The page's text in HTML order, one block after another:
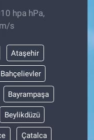
hpa hPa,
s
Ataşehir
Bahçelievler
Bayrampaşa
Beylikdüzü
Çatalca